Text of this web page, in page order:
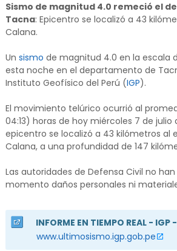
Sismo de magnitud 4.0 remeció el
Tacna: Epicentro se localizó a 43
Calana.
Un sismo de magnitud 4.0 en la escala
esta noche en el departamento de
Instituto Geofísico del Perú (IGP).
El movimiento telúrico ocurrió al
04:13) horas de hoy miércoles 7 de julio
epicentro se localizó a 43 kilómetros al
Calana, a una profundidad de 147
Las autoridades de Defensa Civil no
momento daños personales ni
INFORME EN TIEMPO REAL - IGP
www.ultimosismo.igp.gob.pe